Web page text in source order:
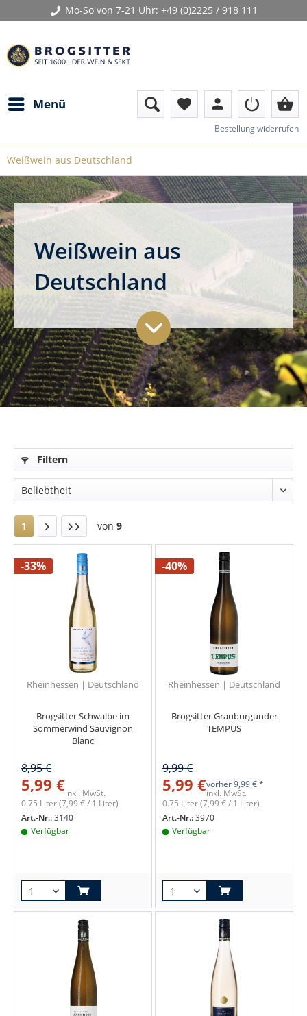
Mo-So von 7-21 Uhr: +49 (0)2225 / 918 111
Menü favorite person shopping_basket
Bestellung widerrufen
Weißwein aus Deutschland
Weißwein aus
Deutschland
Filtern
1 von 9
-33%
Rheinhessen | Deutschland
Brogsitter Schwalbe im
Sommerwind Sauvignon
Blanc
8,95 €
5,99 €inkl. MwSt.
0.75 Liter(7,99 € / 1 Liter)
Art.-Nr.:3140
Verfügbar
-40%
Rheinhessen | Deutschland
Brogsitter Grauburgunder
TEMPUS
9,99 €
5,99 €vorher9,99 € *
inkl. MwSt.
0.75 Liter(7,99 € / 1 Liter)
Art.-Nr.:3970
Verfügbar